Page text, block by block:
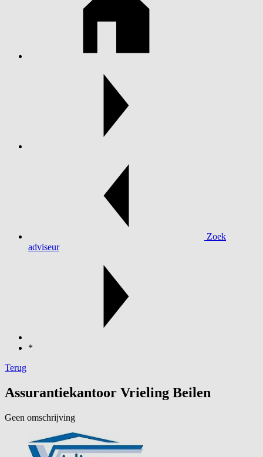
Zoek
adviseur
*
Terug
Assurantiekantoor Vrieling Beilen
Geen omschrijving